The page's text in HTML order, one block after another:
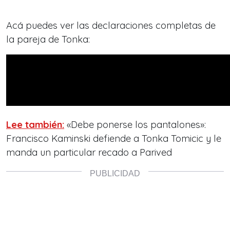
Acá puedes ver las declaraciones completas de
la pareja de Tonka:
Lee también: «Debe ponerse los pantalones»:
Francisco Kaminski defiende a Tonka Tomicic y le
manda un particular recado a Parived